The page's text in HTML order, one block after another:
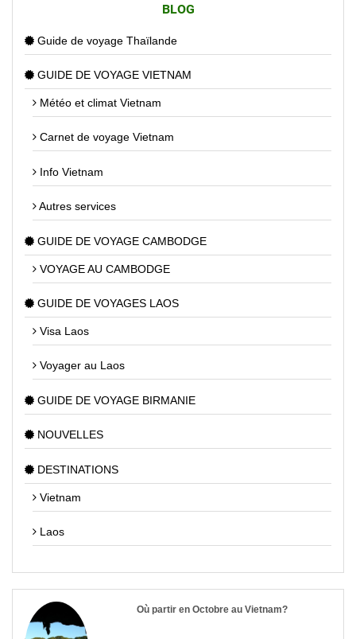
BLOG
Guide de voyage Thaïlande
GUIDE DE VOYAGE VIETNAM
Météo et climat Vietnam
Carnet de voyage Vietnam
Info Vietnam
Autres services
GUIDE DE VOYAGE CAMBODGE
VOYAGE AU CAMBODGE
GUIDE DE VOYAGES LAOS
Visa Laos
Voyager au Laos
GUIDE DE VOYAGE BIRMANIE
NOUVELLES
DESTINATIONS
Vietnam
Laos
Où partir en Octobre au Vietnam?